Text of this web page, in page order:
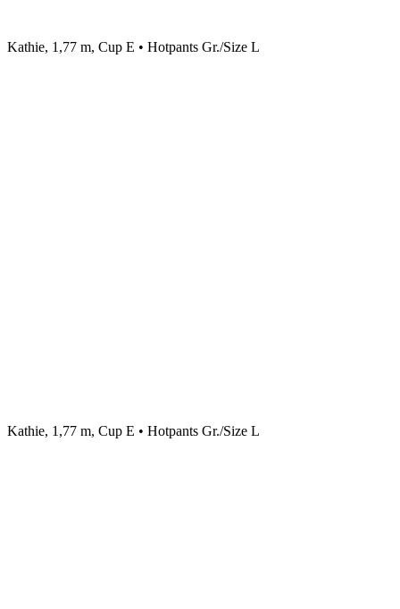
Kathie, 1,77 m, Cup E • Hotpants Gr./Size L
Kathie, 1,77 m, Cup E • Hotpants Gr./Size L